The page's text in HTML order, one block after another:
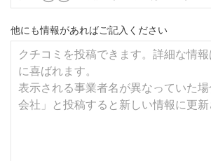
他にも情報があればご記入ください